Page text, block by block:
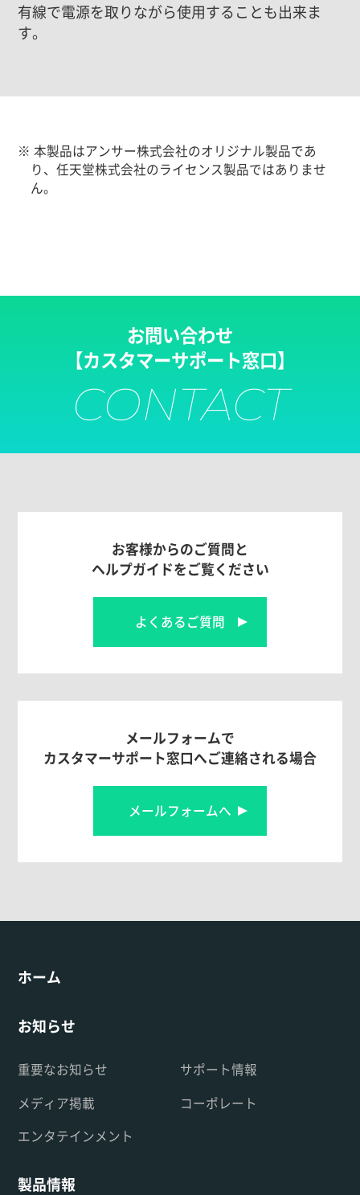
有線で電源を取りながら使用することも出来ま
す。
※ 本製品はアンサー株式会社のオリジナル製品であ
り、任天堂株式会社のライセンス製品ではありませ
ん。
お問い合わせ
【カスタマーサポート窓口】
CONTACT
お客様からのご質問と
ヘルプガイドをご覧ください
よくあるご質問
メールフォームで
カスタマーサポート窓口へご連絡される場合
メールフォームへ
ホーム
お知らせ
重要なお知らせ
サポート情報
メディア掲載
コーポレート
エンタテインメント
製品情報